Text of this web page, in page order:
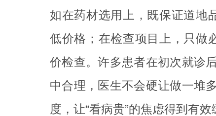
如在药材选用上，既保证道地
低价格；在检查项目上，只做
价检查。许多患者在初次就诊
中合理，医生不会硬让做一堆
度，让“看病贵”的焦虑得到有效